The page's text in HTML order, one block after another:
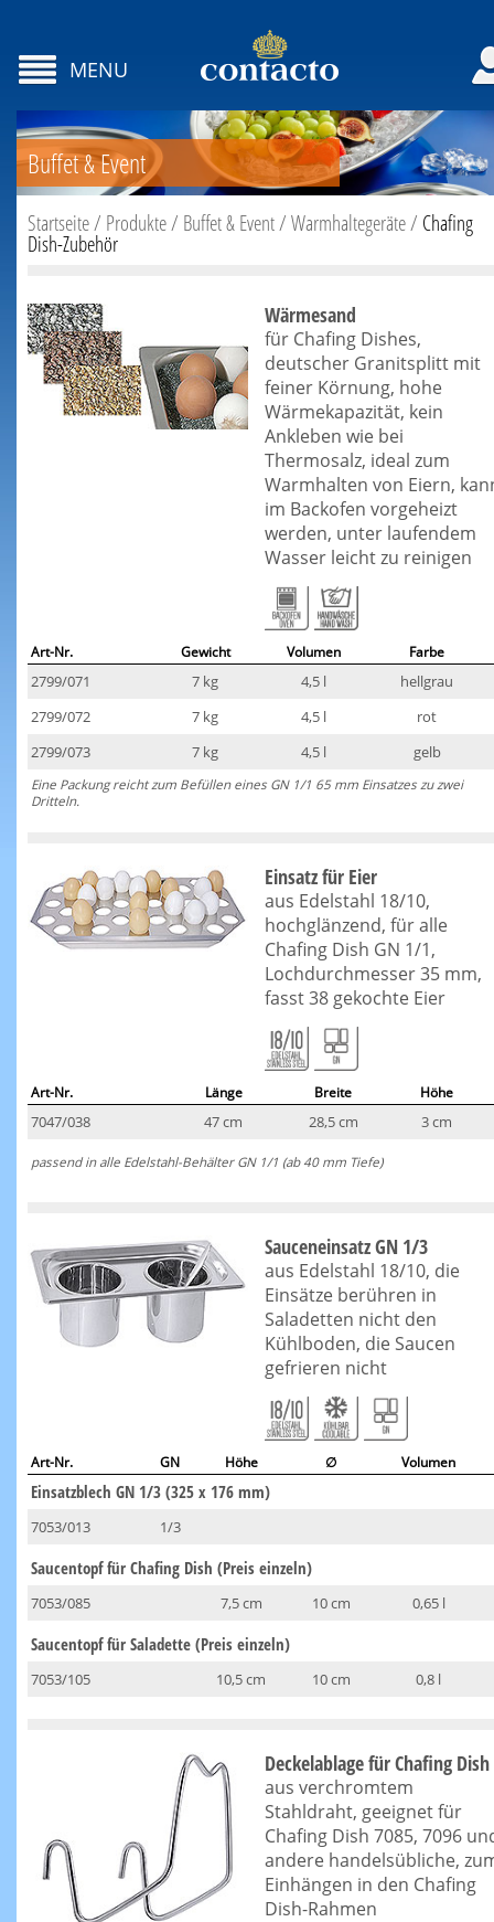
MENU
Buffet & Event
Startseite/ Produkte/ Buffet & Event/Warmhaltegeräte/ Chafing
Dish-Zubehör
Wärmesand
für Chafing Dishes,
deutscher Granitsplitt mit
feiner Körnung, hohe
Wärmekapazität, kein
Ankleben wie bei
Thermosalz, ideal zum
Warmhalten von Eiern,
im Backofen vorgeheizt
werden, unter laufendem
Wasser leicht zu reinigen
Art-Nr. Gewicht Volumen Farbe
2799/071 7 kg 4,5 l
hellgrau
2799/072
7 kg 4,5 l
rot
2799/073
7 kg 4,5 l gelb
Eine Packung reicht zum Befüllen eines GN 1/1 65 mm Einsatzes zu zwei
Dritteln.
Einsatz für Eier
aus Edelstahl 18/10,
hochglänzend, für alle
Chafing Dish GN 1/1,
Lochdurchmesser 35 mm,
fasst 38 gekochte Eier
Art-Nr. Länge Breite Höhe
7047/038 47 cm 28,5 cm 3 cm
passend in alle Edelstahl-Behälter GN 1/1 (ab 40 mm Tiefe)
Sauceneinsatz GN 1/3
aus Edelstahl 18/10, die
Einsätze berühren in
Saladetten nicht den
Kühlboden, die Saucen
gefrieren nicht
Art-Nr. GN Höhe ∅ Volumen
Einsatzblech GN 1/3 (325 x 176 mm)
7053/013 1/3
Saucentopf für Chafing Dish (Preis einzeln)
7053/085 7,5 cm 10 cm 0,65 l
Saucentopf für Saladette (Preis einzeln)
7053/105 10,5 cm 10 cm 0,8 l
Deckelablage für Chafing Dish
aus verchromtem
Stahldraht, geeignet für
Chafing Dish 7085, 7096
andere handelsübliche,
Einhängen in den Chafing
Dish-Rahmen